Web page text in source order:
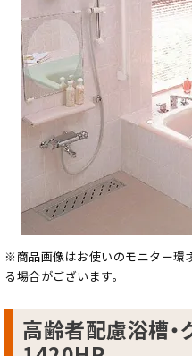
※商品画像はお使いのモニター環
る場合がございます。
高齢者配慮浴槽・